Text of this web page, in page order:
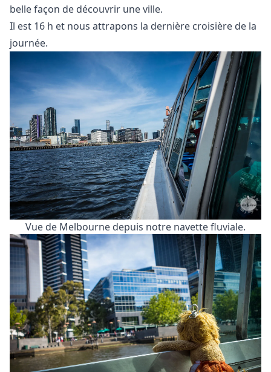
belle façon de découvrir une ville.
Il est 16 h et nous attrapons la dernière croisière de la
journée.
Vue de Melbourne depuis notre navette fluviale.